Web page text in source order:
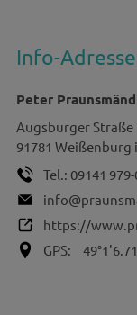
Info-Adresse
Peter
Augsburger Straße
91781 Weißenburg
Tel.: 09141
https://
GPS: